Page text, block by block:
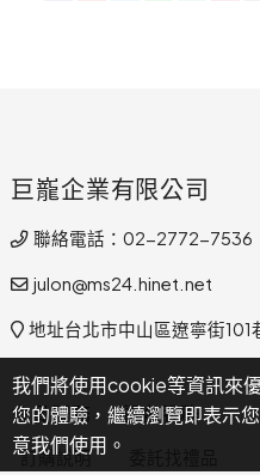
巨巃企業有限公司
聯絡電話：02-2772-7536
julon@ms24.hinet.net
地址台北市中山區遼寧街
會員服務
訂購說明
顧客服務
我們將使用cookie等資訊來
您的體驗，繼續瀏覽即表示
意我們使用。